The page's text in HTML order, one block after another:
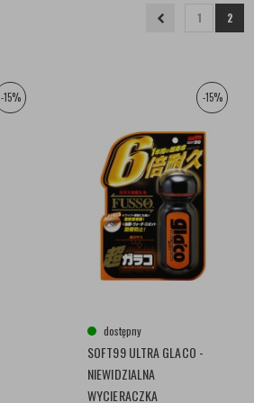
1 2
-15% -15%
dostępny
SOFT99 ULTRA GLACO -
NIEWIDZIALNA
WYCIERACZKA